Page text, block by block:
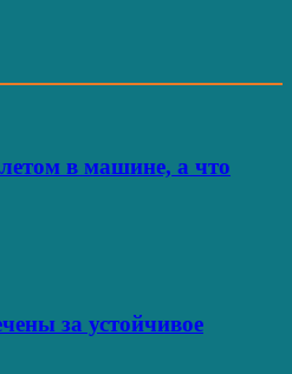
в машине, а что
за устойчивое